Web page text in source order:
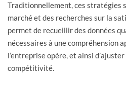
Traditionnellement, ces stratégies
marché et des recherches sur la
permet de recueillir des données
nécessaires à une compréhension
l’entreprise opère, et ainsi
compétitivité.